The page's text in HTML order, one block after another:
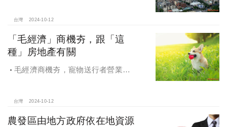
台灣 2024-10-12
「毛經濟」商機夯，跟「這
種」房地產有關
毛經濟商機夯，寵物送行者營業額
台灣 2024-10-12
農發區由地方政府依在地資源